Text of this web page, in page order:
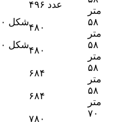
۴۹۶ عدد
متر
۴۸۰
۵۸
متر
۴۸۰
۵۸
متر
۶۸۴
۵۸
متر
۶۸۴
۵۸
متر
۷۸۰
۷۰